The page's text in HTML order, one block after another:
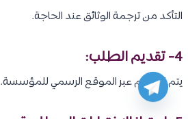
التأكد من ترجمة الوثائق عند الحاجة.
4- تقديم الطلب:
يتم التقديم عبر الموقع الرسمي للمؤسسة.